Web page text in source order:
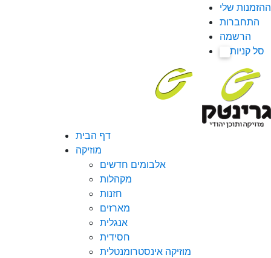
ההזמנות שלי
התחברות
הרשמה
סל קניות
דף הבית
מוזיקה
אלבומים חדשים
מקהלות
חזנות
מארזים
אנגלית
חסידית
מוזיקה אינסטרומנטלית